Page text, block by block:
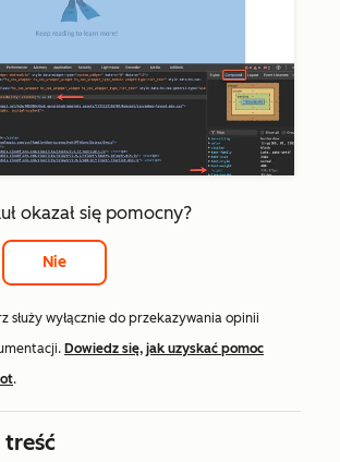
okazał się pomocny?
Nie
służy wyłącznie do przekazywania opinii
Dowiedz się, jak uzyskać pomoc
.
treść